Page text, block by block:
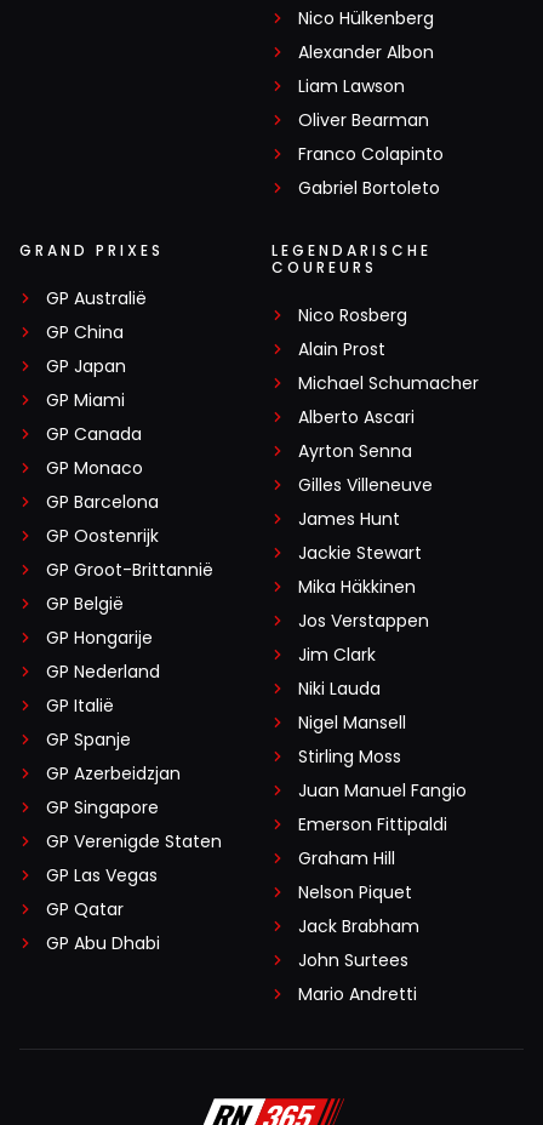
Nico Hülkenberg
Alexander Albon
Liam Lawson
Oliver Bearman
Franco Colapinto
Gabriel Bortoleto
GRAND PRIXES
GP Australië
GP China
GP Japan
GP Miami
GP Canada
GP Monaco
GP Barcelona
GP Oostenrijk
GP Groot-Brittannië
GP België
GP Hongarije
GP Nederland
GP Italië
GP Spanje
GP Azerbeidzjan
GP Singapore
GP Verenigde Staten
GP Las Vegas
GP Qatar
GP Abu Dhabi
LEGENDARISCHE
COUREURS
Nico Rosberg
Alain Prost
Michael Schumacher
Alberto Ascari
Ayrton Senna
Gilles Villeneuve
James Hunt
Jackie Stewart
Mika Häkkinen
Jos Verstappen
Jim Clark
Niki Lauda
Nigel Mansell
Stirling Moss
Juan Manuel Fangio
Emerson Fittipaldi
Graham Hill
Nelson Piquet
Jack Brabham
John Surtees
Mario Andretti